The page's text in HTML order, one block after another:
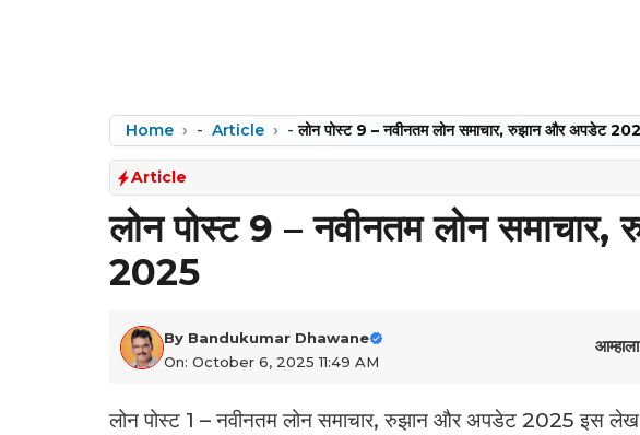
Home - Article -लोन पोस्ट 9 – नवीनतम लोन समाचार, रुझान और अपडेट
Article
लोन पोस्ट 9 – नवीनतम लोन
2025
By Bandukumar Dhawane
On: October 6, 2025 11:49 AM
लोन पोस्ट 1 – नवीनतम लोन समाचार, रुझान और अपडेट 2025 इस लेख में